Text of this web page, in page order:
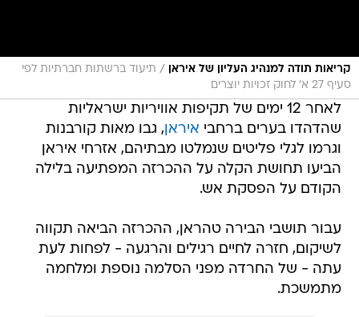
קריאות תודה למנהיג העליון של איראן / תיעוד ברשתות חברתיות לפי
סעיף 27 א' לחוק זכויות יוצרים
לאחר 12 ימים של תקיפות אוויריות ישראליות
שהדהדו בערים ברחבי איראן, גבו מאות קורבנות
וגרמו לגלי פליטים שנמלטו מבתיהם, אזרחי איראן
הביעו תחושת הקלה על ההכרזה המפתיעה בלילה
הקודם על הפסקת אש.
עבור תושבי הבירה טהראן, ההכרזה הביאה תקווה
לשיקום, חזרה לחיים רגילים והרגעה - לפחות לעת
עתה - של החרדה מפני הסלמה נוספת ומלחמה
מתמשכת.